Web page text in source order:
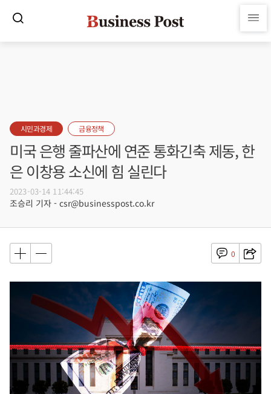
시민과경제 금융정책
미국 은행 줄파산에 연준 통화긴축 제동, 한
은 이창용 소신에 힘 실린다
2023-03-14 11:44:45
조승리 기자 - csr@businesspost.co.kr
0